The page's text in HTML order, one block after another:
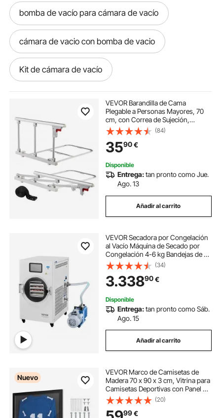
bomba de vacío para cámara de vacío
cámara de vacio con bomba de vacio
Kit de cámara de vacío
bombas de vacío y cámara de vacio
cámara de vacío 5 galones
contenedor vacio contenedor al vacio
envasadora envasadoras al vacío
cual es la mejor envasadora al vacio
envasadora al vacio carne
envasadoras de vacío
envasadora selladora vacio
envasadora al vacío doméstica
VEVOR Barandilla de Cama
Plegable a Personas Mayores, 70
cm, con Correa de Sujeción,
Protección Anticaídas y Protección
de Bordes, Compatible con Camas
King, Queen, Matrimoniales e
Individuales
(84)
3590€
Disponible
Entrega:tan pronto como Jue.
Ago. 13
Añadir al carrito
VEVOR Secadora por Congelación
al Vacío Máquina de Secado por
Congelación 4-6 kg Bandejas de 4
Capas Bomba de Vacío
Temporizador Ajustable y Control
de Temperatura para Frutas,
Verduras, Blanco
(34)
3.33890€
Disponible
Entrega:tan pronto como Sáb.
Ago. 15
Añadir al carrito
Nuevo
VEVOR Marco de Camisetas de
Madera 70 x 90 x 3 cm, Vitrina para
Camisetas Deportivas con Panel de
Policarbonato con Protección UV,
Expositor para Uniformes de
Baloncesto, Fútbol, Béisbol, Negro
(20)
99€